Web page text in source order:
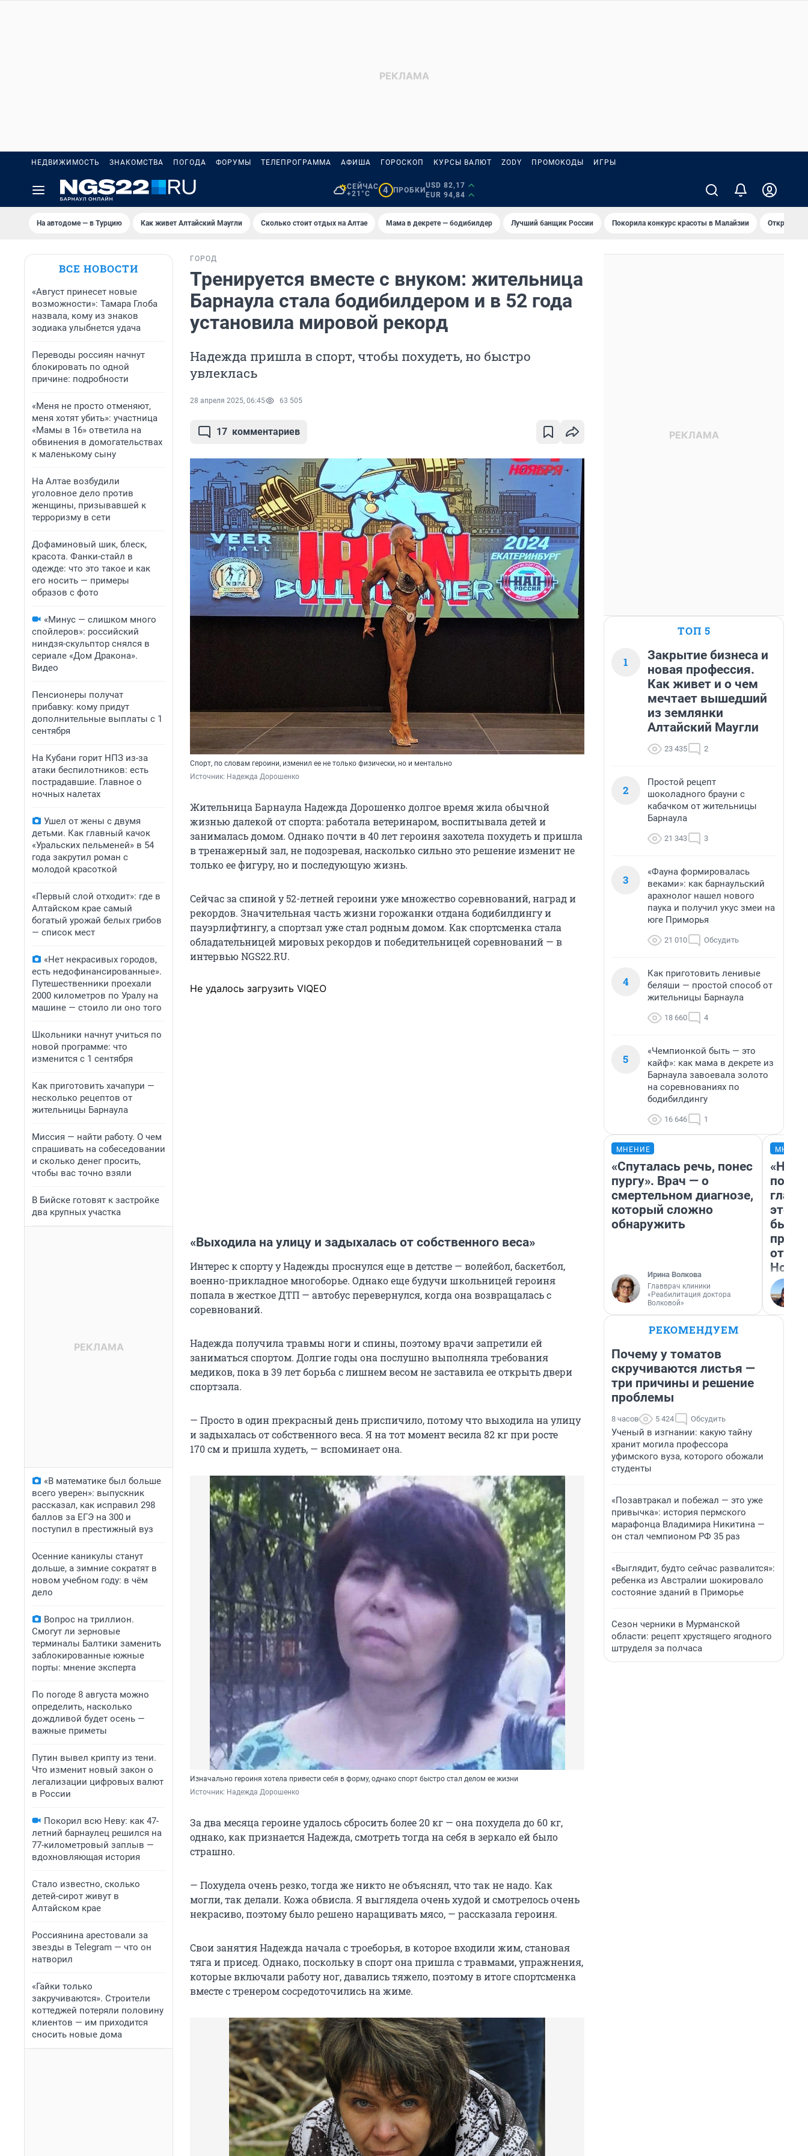
НЕДВИЖИМОСТЬ ЗНАКОМСТВА ПОГОДА ФОРУМЫ ТЕЛЕПРОГРАММА АФИША ГОРОСКОП КУРСЫ ВАЛЮТ ZODY ПРОМОКОДЫ ИГРЫ
СЕЙЧАС
+21°C
4 ПРОБКИ
USD 82,17
EUR 94,84
На автодоме — в Турцию Как живет Алтайский Маугли Сколько стоит отдых на Алтае Мама в декрете — бодибилдер Лучший банщик России Покорила конкурс красоты в Малайзии Открыл
ВСЕ НОВОСТИ
«Август принесет новые
возможности»: Тамара Глоба
назвала, кому из знаков
зодиака улыбнется удача
Переводы россиян начнут
блокировать по одной
причине: подробности
«Меня не просто отменяют,
меня хотят убить»: участница
«Мамы в 16» ответила на
обвинения в домогательствах
к маленькому сыну
На Алтае возбудили
уголовное дело против
женщины, призывавшей к
терроризму в сети
Дофаминовый шик, блеск,
красота. Фанки-стайл в
одежде: что это такое и как
его носить — примеры
образов с фото
«Минус — слишком много
спойлеров»: российский
ниндзя-скульптор снялся в
сериале «Дом Дракона».
Видео
Пенсионеры получат
прибавку: кому придут
дополнительные выплаты с 1
сентября
На Кубани горит НПЗ из-за
атаки беспилотников: есть
пострадавшие. Главное о
ночных налетах
Ушел от жены с двумя
детьми. Как главный качок
«Уральских пельменей» в 54
года закрутил роман с
молодой красоткой
«Первый слой отходит»: где в
Алтайском крае самый
богатый урожай белых грибов
— список мест
«Нет некрасивых городов,
есть недофинансированные».
Путешественники проехали
2000 километров по Уралу на
машине — стоило ли оно того
Школьники начнут учиться по
новой программе: что
изменится с 1 сентября
Как приготовить хачапури —
несколько рецептов от
жительницы Барнаула
Миссия — найти работу. О чем
спрашивать на собеседовании
и сколько денег просить,
чтобы вас точно взяли
В Бийске готовят к застройке
два крупных участка
«В математике был больше
всего уверен»: выпускник
рассказал, как исправил 298
баллов за ЕГЭ на 300 и
поступил в престижный вуз
Осенние каникулы станут
дольше, а зимние сократят в
новом учебном году: в чём
дело
Вопрос на триллион.
Смогут ли зерновые
терминалы Балтики заменить
заблокированные южные
порты: мнение эксперта
По погоде 8 августа можно
определить, насколько
дождливой будет осень —
важные приметы
Путин вывел крипту из тени.
Что изменит новый закон о
легализации цифровых валют
в России
Покорил всю Неву: как 47-
летний барнаулец решился на
77-километровый заплыв —
вдохновляющая история
Стало известно, сколько
детей-сирот живут в
Алтайском крае
Россиянина арестовали за
звезды в Telegram — что он
натворил
«Гайки только
закручиваются». Строители
коттеджей потеряли половину
клиентов — им приходится
сносить новые дома
ГОРОД
Тренируется вместе с внуком: жительница
Барнаула стала бодибилдером и в 52 года
установила мировой рекорд
Надежда пришла в спорт, чтобы похудеть, но быстро
увлеклась
28 апреля 2025, 06:45 63 505
17 комментариев
Спорт, по словам героини, изменил ее не только физически, но и ментально
Источник: Надежда Дорошенко
Жительница Барнаула Надежда Дорошенко долгое время жила обычной
жизнью далекой от спорта: работала ветеринаром, воспитывала детей и
занималась домом. Однако почти в 40 лет героиня захотела похудеть и пришла
в тренажерный зал, не подозревая, насколько сильно это решение изменит не
только ее фигуру, но и последующую жизнь.
Сейчас за спиной у 52-летней героини уже множество соревнований, наград и
рекордов. Значительная часть жизни горожанки отдана бодибилдингу и
пауэрлифтингу, а спортзал уже стал родным домом. Как спортсменка стала
обладательницей мировых рекордов и победительницей соревнований — в
интервью NGS22.RU.
Не удалось загрузить VIQEO
«Выходила на улицу и задыхалась от собственного веса»
Интерес к спорту у Надежды проснулся еще в детстве — волейбол, баскетбол,
военно-прикладное многоборье. Однако еще будучи школьницей героиня
попала в жесткое ДТП — автобус перевернулся, когда она возвращалась с
соревнований.
Надежда получила травмы ноги и спины, поэтому врачи запретили ей
заниматься спортом. Долгие годы она послушно выполняла требования
медиков, пока в 39 лет борьба с лишнем весом не заставила ее открыть двери
спортзала.
— Просто в один прекрасный день приспичило, потому что выходила на улицу
и задыхалась от собственного веса. Я на тот момент весила 82 кг при росте
170 см и пришла худеть, — вспоминает она.
Изначально героиня хотела привести себя в форму, однако спорт быстро стал делом ее жизни
Источник: Надежда Дорошенко
За два месяца героине удалось сбросить более 20 кг — она похудела до 60 кг,
однако, как признается Надежда, смотреть тогда на себя в зеркало ей было
страшно.
— Похудела очень резко, тогда же никто не объяснял, что так не надо. Как
могли, так делали. Кожа обвисла. Я выглядела очень худой и смотрелось очень
некрасиво, поэтому было решено наращивать мясо, — рассказала героиня.
Свои занятия Надежда начала с троеборья, в которое входили жим, становая
тяга и присед. Однако, поскольку в спорт она пришла с травмами, упражнения,
которые включали работу ног, давались тяжело, поэтому в итоге спортсменка
вместе с тренером сосредоточились на жиме.
ТОП 5
1
Закрытие бизнеса и
новая профессия.
Как живет и о чем
мечтает вышедший
из землянки
Алтайский Маугли
23 435 2
2
Простой рецепт
шоколадного брауни с
кабачком от жительницы
Барнаула
21 343 3
3
«Фауна формировалась
веками»: как барнаульский
арахнолог нашел нового
паука и получил укус змеи на
юге Приморья
21 010 Обсудить
4
Как приготовить ленивые
беляши — простой способ от
жительницы Барнаула
18 660 4
5
«Чемпионкой быть — это
кайф»: как мама в декрете из
Барнаула завоевала золото
на соревнованиях по
бодибилдингу
16 646 1
МНЕНИЕ
«Спуталась речь, понес
пургу». Врач — о
смертельном диагнозе,
который сложно
обнаружить
Ирина Волкова
Главврач клиники
«Реабилитация доктора
Волковой»
этого
бьет
РЕКОМЕНДУЕМ
Почему у томатов
скручиваются листья —
три причины и решение
проблемы
8 часов 5 424 Обсудить
Ученый в изгнании: какую тайну
хранит могила профессора
уфимского вуза, которого обожали
студенты
«Позавтракал и побежал — это уже
привычка»: история пермского
марафонца Владимира Никитина —
он стал чемпионом РФ 35 раз
«Выглядит, будто сейчас развалится»:
ребенка из Австралии шокировало
состояние зданий в Приморье
Сезон черники в Мурманской
области: рецепт хрустящего ягодного
штруделя за полчаса